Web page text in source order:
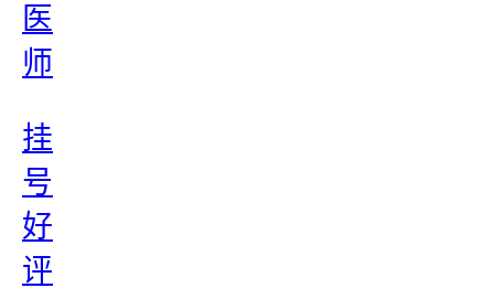
医
师
挂
号
好
评